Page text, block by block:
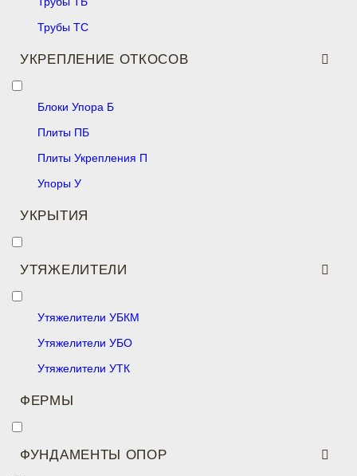
Трубы ТС
УКРЕПЛЕНИЕ ОТКОСОВ
Блоки Упора Б
Плиты ПБ
Плиты Укрепления П
Упоры У
УКРЫТИЯ
УТЯЖЕЛИТЕЛИ
Утяжелители УБКМ
Утяжелители УБО
Утяжелители УТК
ФЕРМЫ
ФУНДАМЕНТЫ ОПОР